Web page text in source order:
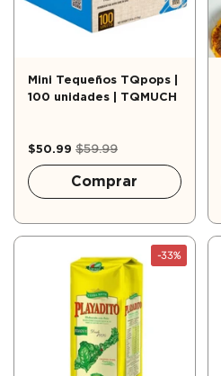
Mini Tequeños TQpops |
100 unidades | TQMUCH
$50.99 $59.99
Comprar
-33%